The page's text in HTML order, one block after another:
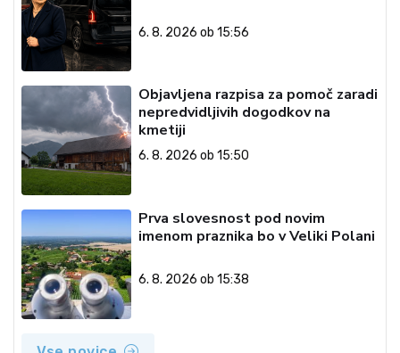
6. 8. 2026 ob 15:56
Objavljena razpisa za pomoč zaradi
nepredvidljivih dogodkov na
kmetiji
6. 8. 2026 ob 15:50
Prva slovesnost pod novim
imenom praznika bo v Veliki Polani
6. 8. 2026 ob 15:38